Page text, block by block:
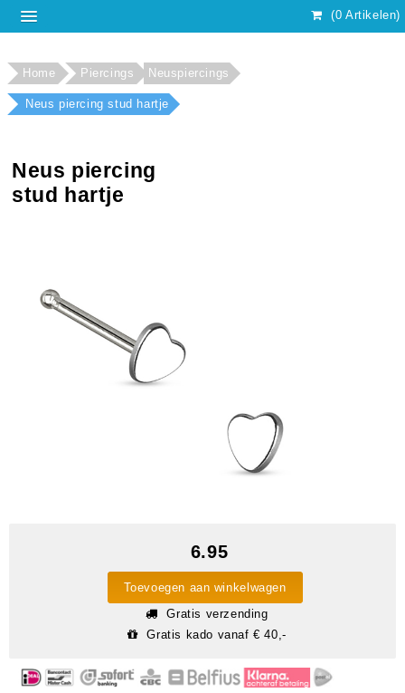
(0 Artikelen)
Home Piercings Neuspiercings
Neus piercing stud hartje
Neus piercing
stud hartje
6.95
Toevoegen aan winkelwagen
Gratis verzending
Gratis kado vanaf € 40,-